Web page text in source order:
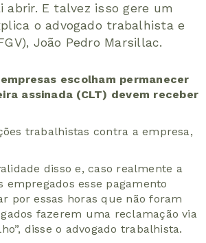
abrir. E talvez isso gere um
o advogado trabalhista e
João Pedro Marsillac.
escolham permanecer
assinada (CLT) devem receber
trabalhistas contra a empresa,
disso e, caso realmente a
esse pagamento
por essas horas que não foram
fazerem uma reclamação via
disse o advogado trabalhista.